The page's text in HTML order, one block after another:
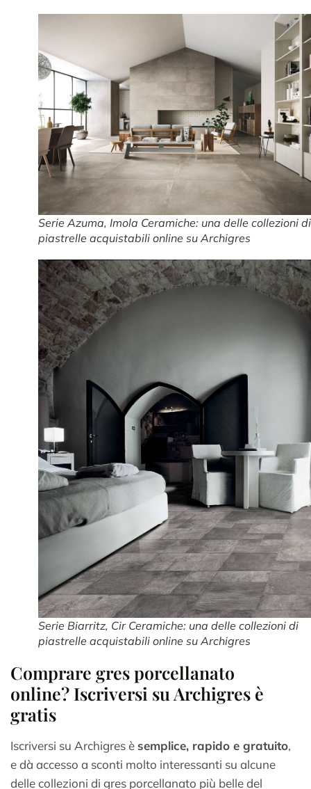
Serie Azuma, Imola Ceramiche: una delle collezioni di
piastrelle acquistabili online su Archigres
Serie Biarritz, Cir Ceramiche: una delle collezioni di
piastrelle acquistabili online su Archigres
Comprare gres porcellanato
online? Iscriversi su Archigres è
gratis
Iscriversi su Archigres è semplice, rapido e gratuito,
e dà accesso a sconti molto interessanti su alcune
delle collezioni di gres porcellanato più belle del